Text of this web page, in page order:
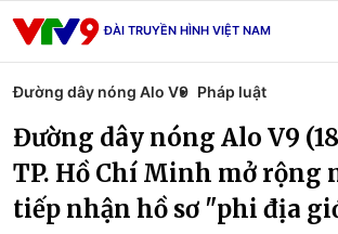
ĐÀI TRUYỀN HÌNH VIỆT NAM
Đường dây nóng Alo V9 Pháp luật
Đường dây nóng Alo V9
TP. Hồ Chí Minh mở rộng
tiếp nhận hồ sơ "phi địa